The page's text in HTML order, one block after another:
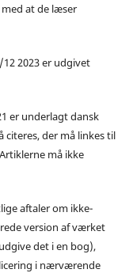
at de læser
2023 er udgivet
er underlagt dansk
der må linkes til
må ikke
aftaler om ikke-
version af værket
det i en bog),
i nærværende